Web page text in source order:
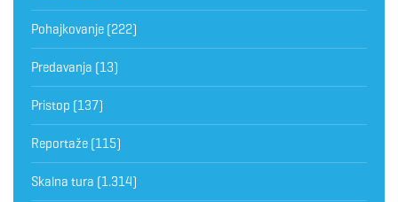
Pohajkovanje (222)
Predavanja (13)
Pristop (137)
Reportaže (115)
Skalna tura (1.314)